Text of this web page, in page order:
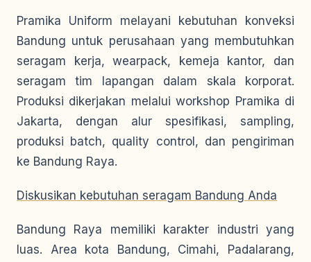
Pramika Uniform melayani kebutuhan konveksi
Bandung untuk perusahaan yang membutuhkan
seragam kerja, wearpack, kemeja kantor, dan
seragam tim lapangan dalam skala korporat.
Produksi dikerjakan melalui workshop Pramika di
Jakarta, dengan alur spesifikasi, sampling,
produksi batch, quality control, dan pengiriman
ke Bandung Raya.
Diskusikan kebutuhan seragam Bandung Anda
Bandung Raya memiliki karakter industri yang
luas. Area kota Bandung, Cimahi, Padalarang,